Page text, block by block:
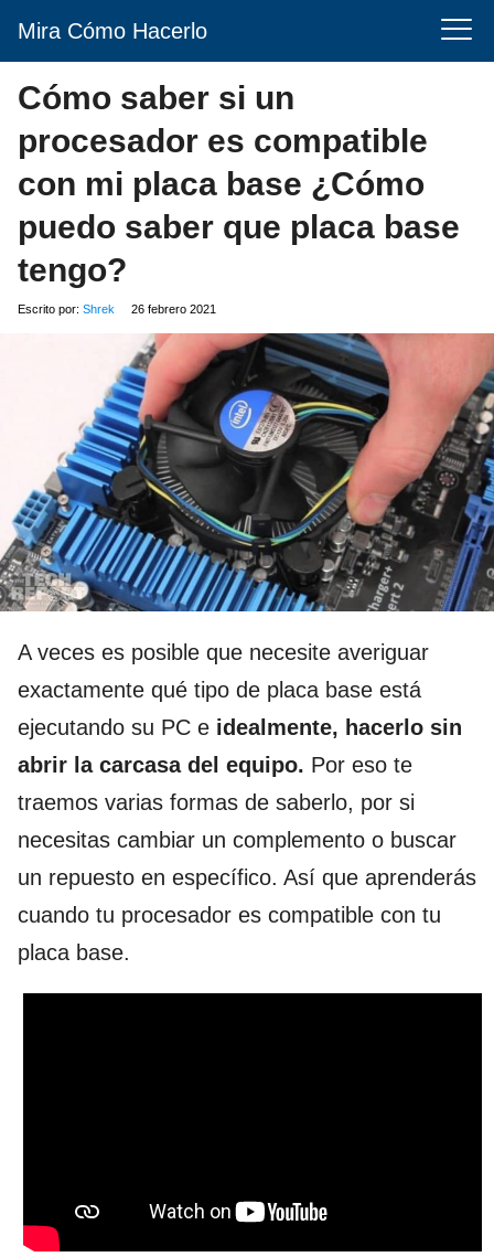
Mira Cómo Hacerlo
Cómo saber si un
procesador es compatible
con mi placa base ¿Cómo
puedo saber que placa base
tengo?
Escrito por: Shrek 26 febrero 2021
A veces es posible que necesite averiguar
exactamente qué tipo de placa base está
ejecutando su PC e idealmente, hacerlo sin
abrir la carcasa del equipo. Por eso te
traemos varias formas de saberlo, por si
necesitas cambiar un complemento o buscar
un repuesto en específico. Así que aprenderás
cuando tu procesador es compatible con tu
placa base.